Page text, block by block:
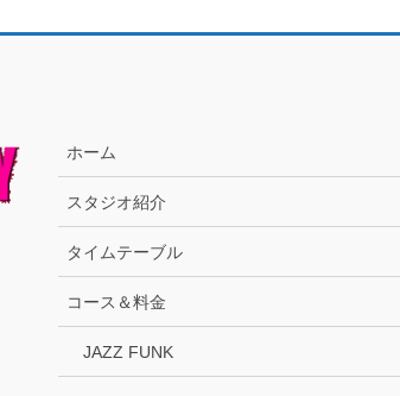
ホーム
スタジオ紹介
タイムテーブル
コース＆料金
JAZZ FUNK